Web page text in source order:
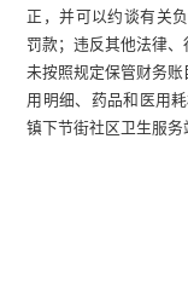
正，并可以约谈有关
罚款；违反其他法律、
未按照规定保管财务
用明细、药品和医用
镇下节街社区卫生服务